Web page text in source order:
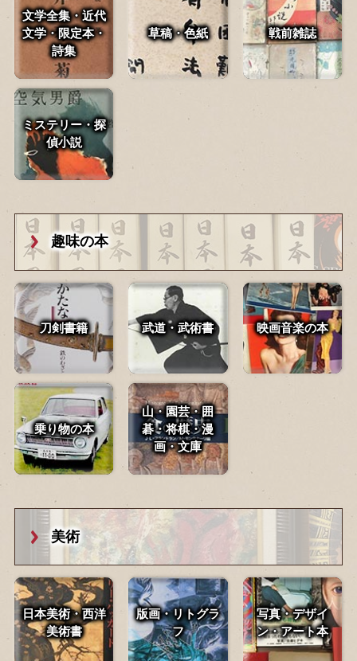
文学全集・近代
文学・ 限定本・
詩集
草稿・色紙 戦前雑誌
ミステリー・探
偵小説
趣味の本
刀剣書籍 武道・武術書 映画音楽の本
乗り物の本
山・園芸・囲
碁・将棋・漫
画・文庫
美術
日本美術・西洋
美術書
版画・リトグラ
フ
写真・デザイ
ン・アート本